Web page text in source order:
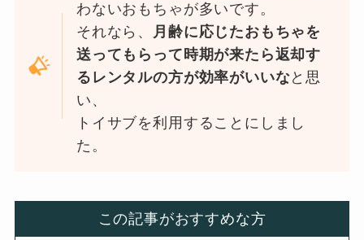
わないおもちゃが多いです。
それなら、 月齢に応じたおもちゃを
送ってもらって時期が来たら返却す
るレンタルの方が効率がいいなと思
い、
トイサブを利用することにしまし
た。
この記事がおすすめな方